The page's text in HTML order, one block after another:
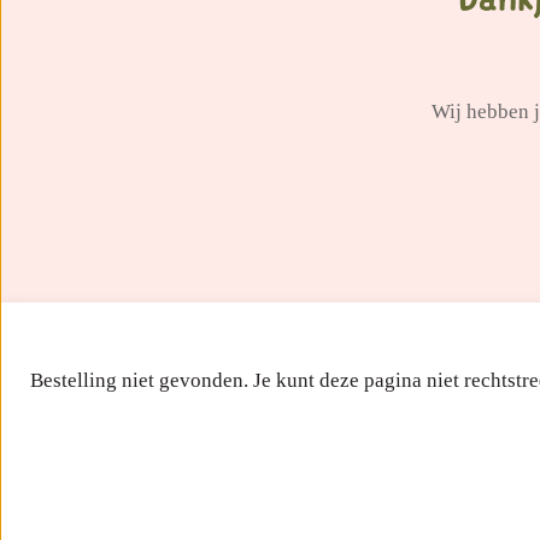
Wij hebben
Bestelling niet gevonden. Je kunt deze pagina niet